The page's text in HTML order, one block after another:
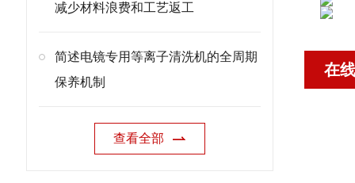
减少材料浪费和工艺返工
简述电镜专用等离子清洗机的全周期
保养机制
查看全部
在